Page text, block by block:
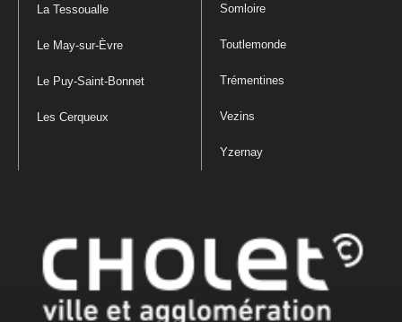
La Tessoualle
Le May-sur-Èvre
Le Puy-Saint-Bonnet
Les Cerqueux
Somloire
Toutlemonde
Trémentines
Vezins
Yzernay